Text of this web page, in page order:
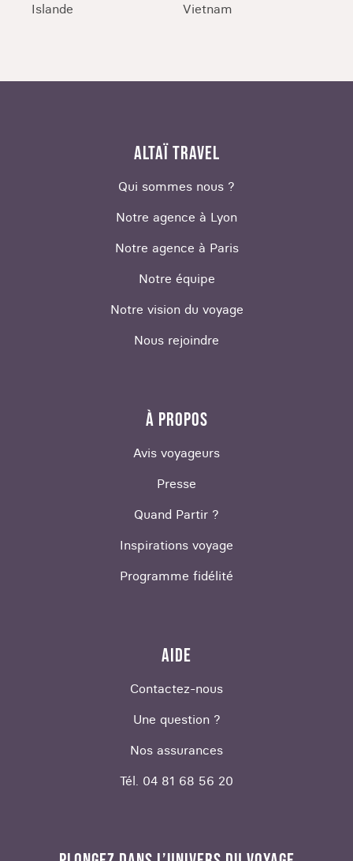
Islande
Vietnam
ALTAÏ TRAVEL
Qui sommes nous ?
Notre agence à Lyon
Notre agence à Paris
Notre équipe
Notre vision du voyage
Nous rejoindre
À PROPOS
Avis voyageurs
Presse
Quand Partir ?
Inspirations voyage
Programme fidélité
AIDE
Contactez-nous
Une question ?
Nos assurances
Tél. 04 81 68 56 20